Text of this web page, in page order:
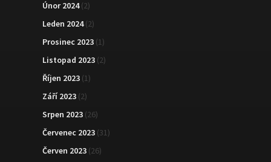
Únor 2024(2)
Leden 2024(2)
Prosinec 2023 (1)
Listopad 2023 (2)
Říjen 2023 (1)
Září 2023 (2)
Srpen 2023 (26)
Červenec 2023 (31)
Červen 2023 (26)